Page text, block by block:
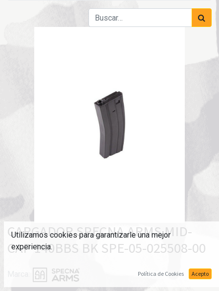
CARGADOR SPECNA ARMS MID-
CAP 140BBS BK SPE-05-025508-00
Utilizamos cookies para garantizarle una mejor
experiencia.
Política de Cookies Acepto